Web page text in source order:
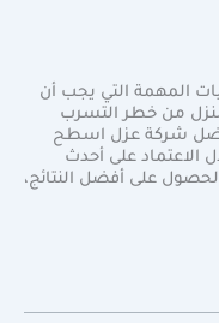
المهمة التي يجب أن
من خطر التسرب
أفضل شركة عزل اسطح
الاعتماد على أحدث
على أفضل النتائج،